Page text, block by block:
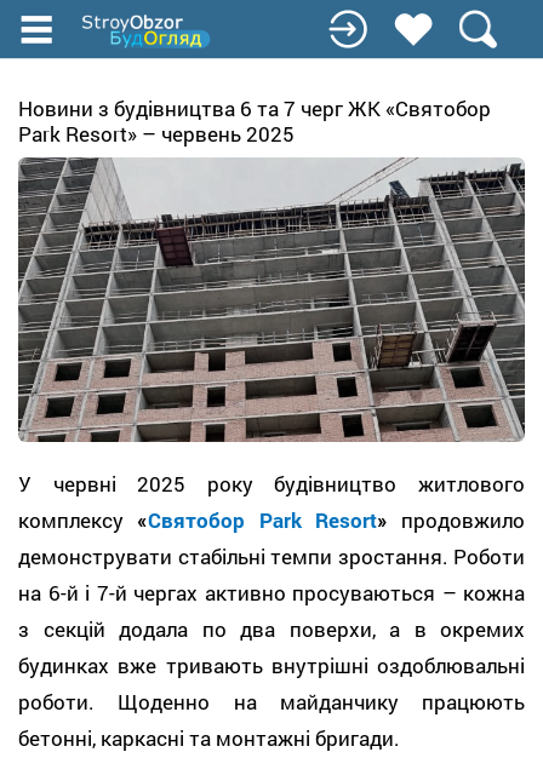
Перейти
до
вмісту
Новини з будівництва 6 та 7 черг ЖК «Святобор
Park Resort» – червень 2025
У червні 2025 року будівництво житлового
комплексу «Святобор Park Resort» продовжило
демонструвати стабільні темпи зростання. Роботи
на 6-й і 7-й чергах активно просуваються – кожна
з секцій додала по два поверхи, а в окремих
будинках вже тривають внутрішні оздоблювальні
роботи. Щоденно на майданчику працюють
бетонні, каркасні та монтажні бригади.